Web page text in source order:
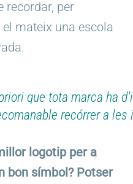
recordar, per
mateix una escola
que tota marca ha
recórrer a
logotip per a
bon símbol? Potser